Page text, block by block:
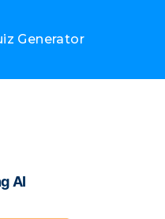
Generator
AI